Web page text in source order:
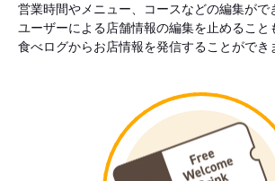
営業時間やメニュー、コースなどの編集がで
ユーザーによる店舗情報の編集を止めること
食べログからお店情報を発信することができ